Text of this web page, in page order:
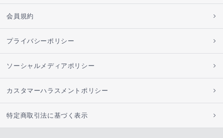
会員規約
プライバシーポリシー
ソーシャルメディアポリシー
カスタマーハラスメントポリシー
特定商取引法に基づく表示